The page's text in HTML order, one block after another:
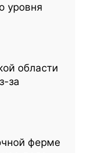
уровня
области
за
ферме